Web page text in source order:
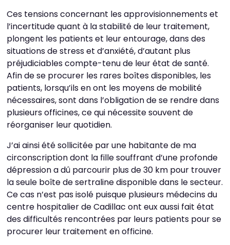
Ces tensions concernant les approvisionnements et
l’incertitude quant à la stabilité de leur traitement,
plongent les patients et leur entourage, dans des
situations de stress et d’anxiété, d’autant plus
préjudiciables compte-tenu de leur état de santé.
Afin de se procurer les rares boîtes disponibles, les
patients, lorsqu’ils en ont les moyens de mobilité
nécessaires, sont dans l’obligation de se rendre dans
plusieurs officines, ce qui nécessite souvent de
réorganiser leur quotidien.
J’ai ainsi été sollicitée par une habitante de ma
circonscription dont la fille souffrant d’une profonde
dépression a dû parcourir plus de 30 km pour trouver
la seule boîte de sertraline disponible dans le secteur.
Ce cas n’est pas isolé puisque plusieurs médecins du
centre hospitalier de Cadillac ont eux aussi fait état
des difficultés rencontrées par leurs patients pour se
procurer leur traitement en officine.